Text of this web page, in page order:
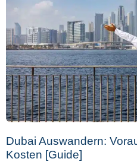
Dubai Auswandern:
Kosten [Guide]